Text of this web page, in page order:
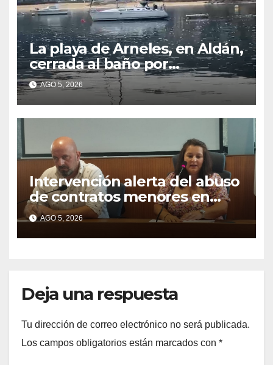
La playa de Arneles, en Aldán,
cerrada al baño por
contaminación del agua tras
detectarse restos fecales
AGO 5, 2026
Intervención alerta del abuso
de contratos menores en
2025
AGO 5, 2026
Deja una respuesta
Tu dirección de correo electrónico no será publicada.
Los campos obligatorios están marcados con *